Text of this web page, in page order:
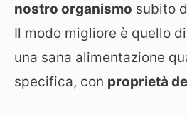
nostro organismo subito
Il modo migliore è quello
una sana alimentazione
specifica, con proprietà